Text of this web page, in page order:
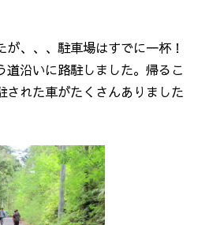
、、、駐車場はすでに一杯！
道沿いに路駐しました。帰るこ
された車がたくさんありました